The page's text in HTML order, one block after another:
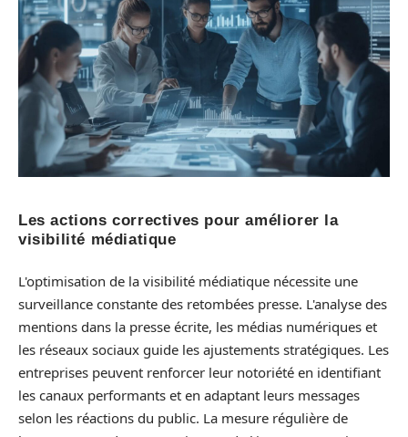
Les actions correctives pour améliorer la
visibilité médiatique
L'optimisation de la visibilité médiatique nécessite une
surveillance constante des retombées presse. L'analyse des
mentions dans la presse écrite, les médias numériques et
les réseaux sociaux guide les ajustements stratégiques. Les
entreprises peuvent renforcer leur notoriété en identifiant
les canaux performants et en adaptant leurs messages
selon les réactions du public. La mesure régulière de